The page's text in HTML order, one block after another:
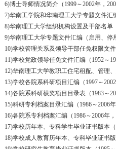
6)博士导师情况简介（1999～2002年，
7)华南工学院和华南理工大学专题文件汇
8)华南理工大学组织机构设置及干部名单
9)华南理工大学专题文件汇编（启用、停
10)学校管理关系及领导干部任免权限文件
11)学校党政领导任免文件汇编（1952～
12)华南理工大学教职工住宅租配、管理
13)学校各院系科研项目汇编（1997～2002
14)各院系科研获奖项目目录表（1983～
15)科研专利档案目录汇编（1986～2006年
16)各院系专利档案汇编（1986～2006年，
17)学校历年本、专科学生毕业证书版本（
18)学校成人教育历年本、专科毕业证书版